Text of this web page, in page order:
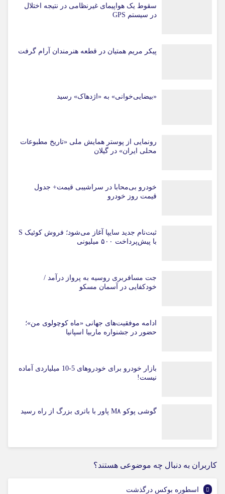
سقوط یک هواپیمای غیرنظامی در نتیجه اختلال
در سیستم‌ GPS
پیکر مریم همتیان در قطعه هنرمندان آرام گرفت
«بیضایی‌خوانی» به «اژدهاک» رسید
رونمایی از پوستر همایش ملی «تاریخ مطبوعات
محلی ایران» در گیلان
خودرو بی‌محابا در سراشیبی قیمت+ جدول
قیمت روز خودرو
ثبت‌نام جدید سایپا آغاز می‌شود؛ فروش کوئیک S
با پیش‌پرداخت ۵۰۰ میلیونی
جت مسافربری روسیه به پرواز درآمد /
خودکفایی در آسمان مسکو
ادامه موفقیت‌های جهانی «ماه کوچولوی من»؛
حضور در جشنواره ماربیا اسپانیا
بازار خودرو برای خودروهای 5-10 میلیاردی آماده
نیست!
گوشی پوکو M۸ پاور با باتری بزرگ از راه رسید
کاربران به دنبال چه موضوعی هستند؟
اسطوره بوکس درگذشت